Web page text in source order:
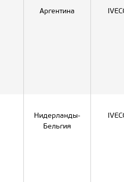
Аргентина
Нидерланды-
Бельгия